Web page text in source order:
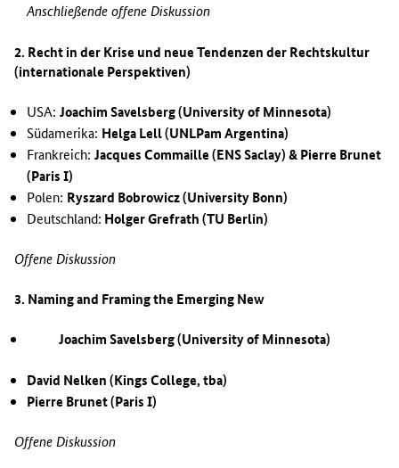
Anschließende offene Diskussion
2. Recht in der Krise und neue Tendenzen der Rechtskultur
(internationale Perspektiven)
USA: Joachim Savelsberg (University of Minnesota)
Südamerika: Helga Lell (UNLPam Argentina)
Frankreich: Jacques Commaille (ENS Saclay) & Pierre Brunet
(Paris I)
Polen: Ryszard Bobrowicz (University Bonn)
Deutschland: Holger Grefrath (TU Berlin)
Offene Diskussion
3. Naming and Framing the Emerging New
Joachim Savelsberg (University of Minnesota)
David Nelken (Kings College, tba)
Pierre Brunet (Paris I)
Offene Diskussion